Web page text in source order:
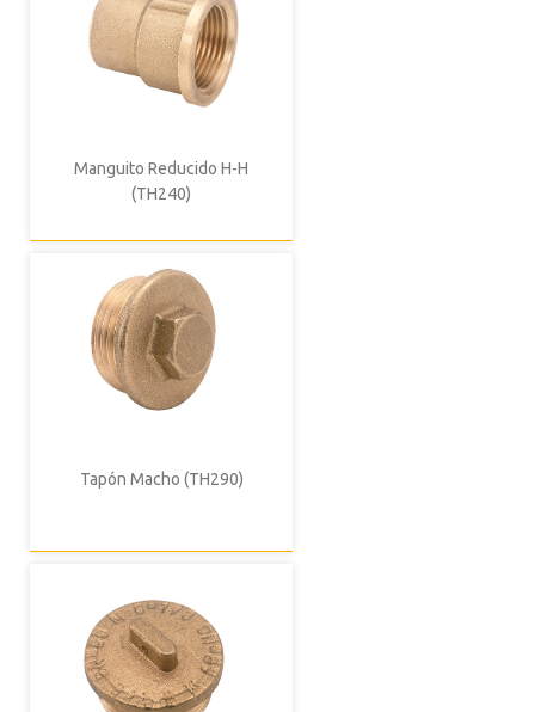
Manguito Reducido H-H
(TH240)
Tapón Macho (TH290)